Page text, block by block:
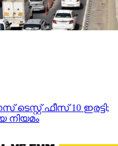
ഫീസ് 10 ഇരട്ടി;
നിയമം